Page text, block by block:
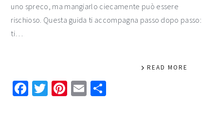
uno spreco, ma mangiarlo ciecamente può essere
rischioso. Questa guida ti accompagna passo dopo passo:
ti…
READ MORE
Facebook
Twitter
Pinterest
Email